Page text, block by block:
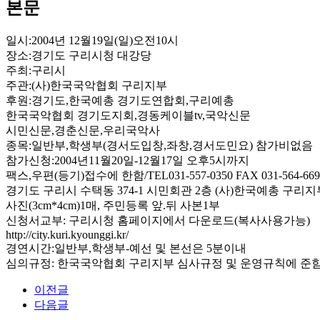
본문
일시:2004년 12월19일(일)오전10시
장소:경기도 구리시청 대강당
주최:구리시
주관:(사)한국국악협회 구리지부
후원:경기도,한국예총 경기도연합회,구리예총
한국국악협회 경기도지회,경동케이블tv,국악신문
시민신문,경춘신문,우리국악사
종목:일반부,학생부(경서도입창,좌창,경서도민요) 참가비없음
참가신청:2004년11월20일-12월17일 오후5시까지
팩스,우편(등기)접수에 한함/TEL031-557-0350 FAX 031-564-
경기도 구리시 수택동 374-1 시민회관 2층 (사)한국예총 구리지
사진(3cm*4cm)1매, 주민등록 앞.뒤 사본1부
신청서교부: 구리시청 홈페이지에서 다운로드(복사사용가능)
http://city.kuri.kyounggi.kr/
경연시간:일반부,학생부-예선 및 본선은 5분이내
심의규정: 한국국악협회 구리지부 심사규정 및 운영규칙에 준
이전글
다음글